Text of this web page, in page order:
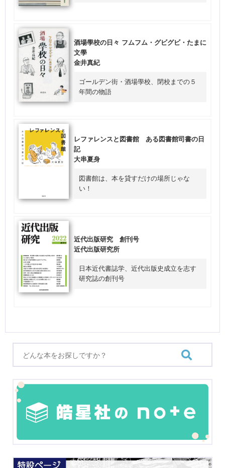
酒場學校の日々 フムフム・グビグビ・たまに
文學
金井真紀
ゴールデン街・酒場學校、閉校までの５
年間の物語
レファレンスと図書館 ある図書館司書の日
記
大串夏身
図書館は、本を貸すだけの場所じゃな
い！
近代出版研究 創刊号
近代出版研究所
日本近代書誌学、近代出版史成立を志す
研究誌の創刊号